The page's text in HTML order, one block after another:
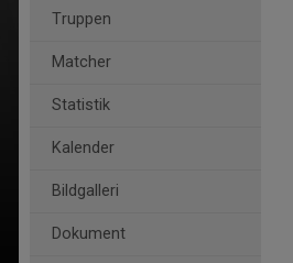
Truppen
Matcher
Statistik
Kalender
Bildgalleri
Dokument